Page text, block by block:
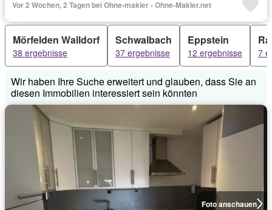
Vor 2 Wochen, 2 Tagen bei Ohne-makler - Ohne-Makler.net
Mörfelden Walldorf
38 ergebnisse
Schwalbach
37 ergebnisse
Eppstein
12 ergebnisse 7
Wir haben Ihre Suche erweitert und glauben, dass Sie an
diesen Immobilien interessiert sein könnten
Foto anschauen